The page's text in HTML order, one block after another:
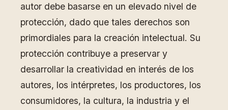
autor debe basarse en un elevado nivel de
protección, dado que tales derechos son
primordiales para la creación intelectual. Su
protección contribuye a preservar y
desarrollar la creatividad en interés de los
autores, los intérpretes, los productores, los
consumidores, la cultura, la industria y el